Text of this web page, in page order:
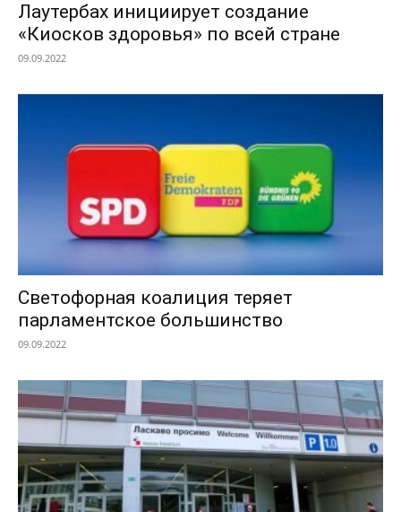
Лаутербах инициирует создание
«Киосков здоровья» по всей стране
09.09.2022
Светофорная коалиция теряет
парламентское большинство
09.09.2022